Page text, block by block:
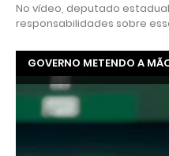
No vídeo, deputado estadual
responsabilidades sobre
GOVERNO METENDO A